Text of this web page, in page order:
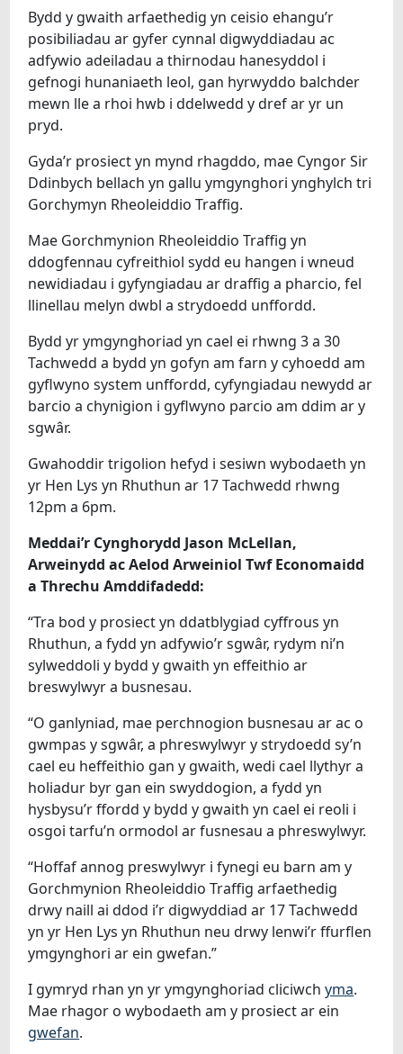
Bydd y gwaith arfaethedig yn ceisio ehangu’r
posibiliadau ar gyfer cynnal digwyddiadau ac
adfywio adeiladau a thirnodau hanesyddol i
gefnogi hunaniaeth leol, gan hyrwyddo balchder
mewn lle a rhoi hwb i ddelwedd y dref ar yr un
pryd.
Gyda’r prosiect yn mynd rhagddo, mae Cyngor Sir
Ddinbych bellach yn gallu ymgynghori ynghylch tri
Gorchymyn Rheoleiddio Traffig.
Mae Gorchmynion Rheoleiddio Traffig yn
ddogfennau cyfreithiol sydd eu hangen i wneud
newidiadau i gyfyngiadau ar draffig a pharcio, fel
llinellau melyn dwbl a strydoedd unffordd.
Bydd yr ymgynghoriad yn cael ei rhwng 3 a 30
Tachwedd a bydd yn gofyn am farn y cyhoedd am
gyflwyno system unffordd, cyfyngiadau newydd ar
barcio a chynigion i gyflwyno parcio am ddim ar y
sgwâr.
Gwahoddir trigolion hefyd i sesiwn wybodaeth yn
yr Hen Lys yn Rhuthun ar 17 Tachwedd rhwng
12pm a 6pm.
Meddai’r Cynghorydd Jason McLellan,
Arweinydd ac Aelod Arweiniol Twf Economaidd
a Threchu Amddifadedd:
“Tra bod y prosiect yn ddatblygiad cyffrous yn
Rhuthun, a fydd yn adfywio’r sgwâr, rydym ni’n
sylweddoli y bydd y gwaith yn effeithio ar
breswylwyr a busnesau.
“O ganlyniad, mae perchnogion busnesau ar ac o
gwmpas y sgwâr, a phreswylwyr y strydoedd sy’n
cael eu heffeithio gan y gwaith, wedi cael llythyr a
holiadur byr gan ein swyddogion, a fydd yn
hysbysu’r ffordd y bydd y gwaith yn cael ei reoli i
osgoi tarfu’n ormodol ar fusnesau a phreswylwyr.
“Hoffaf annog preswylwyr i fynegi eu barn am y
Gorchmynion Rheoleiddio Traffig arfaethedig
drwy naill ai ddod i’r digwyddiad ar 17 Tachwedd
yn yr Hen Lys yn Rhuthun neu drwy lenwi’r ffurflen
ymgynghori ar ein gwefan.”
I gymryd rhan yn yr ymgynghoriad cliciwchyma.
Mae rhagor o wybodaeth am y prosiect ar ein
gwefan.